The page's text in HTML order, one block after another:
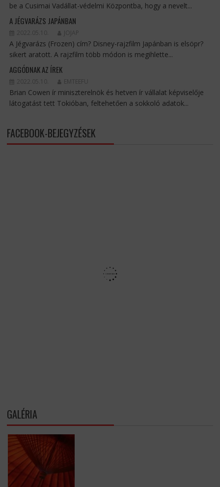
be a Cusimai Vadállat-védelmi Központba, hogy a nevelt...
A JÉGVARÁZS JAPÁNBAN
2022.05.10. JOJAP
A Jégvarázs (Frozen) cím? Disney-rajzfilm Japánban is elsöpr?
sikert aratott. A rajzfilm több módon is megihlette...
AGGÓDNAK AZ ÍREK
2022.05.10. EMTEEFU
Brian Cowen ír miniszterelnök és hetven ír vállalat képviselője
látogatást tett Tokióban, feltehetően a sokkoló adatok...
FACEBOOK-BEJEGYZÉSEK
GALÉRIA